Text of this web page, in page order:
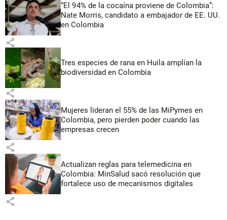
“El 94% de la cocaína proviene de Colombia”:
Nate Morris, candidato a embajador de EE. UU.
en Colombia
share
Tres especies de rana en Huila amplían la
biodiversidad en Colombia
share
Mujeres lideran el 55% de las MiPymes en
Colombia, pero pierden poder cuando las
empresas crecen
share
Actualizan reglas para telemedicina en
Colombia: MinSalud sacó resolución que
fortalece uso de mecanismos digitales
share